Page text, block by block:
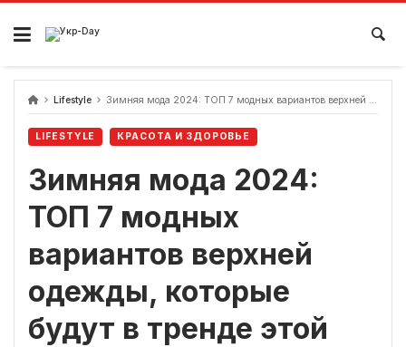
перейти
содержанию
Lifestyle Зимняя мода 2024: ТОП 7 модных вариантов верхней одежды, которые будут в тренде этой зимы
LIFESTYLE КРАСОТА И ЗДОРОВЬЕ
Зимняя мода 2024:
ТОП 7 модных
вариантов верхней
одежды, которые
будут в тренде этой